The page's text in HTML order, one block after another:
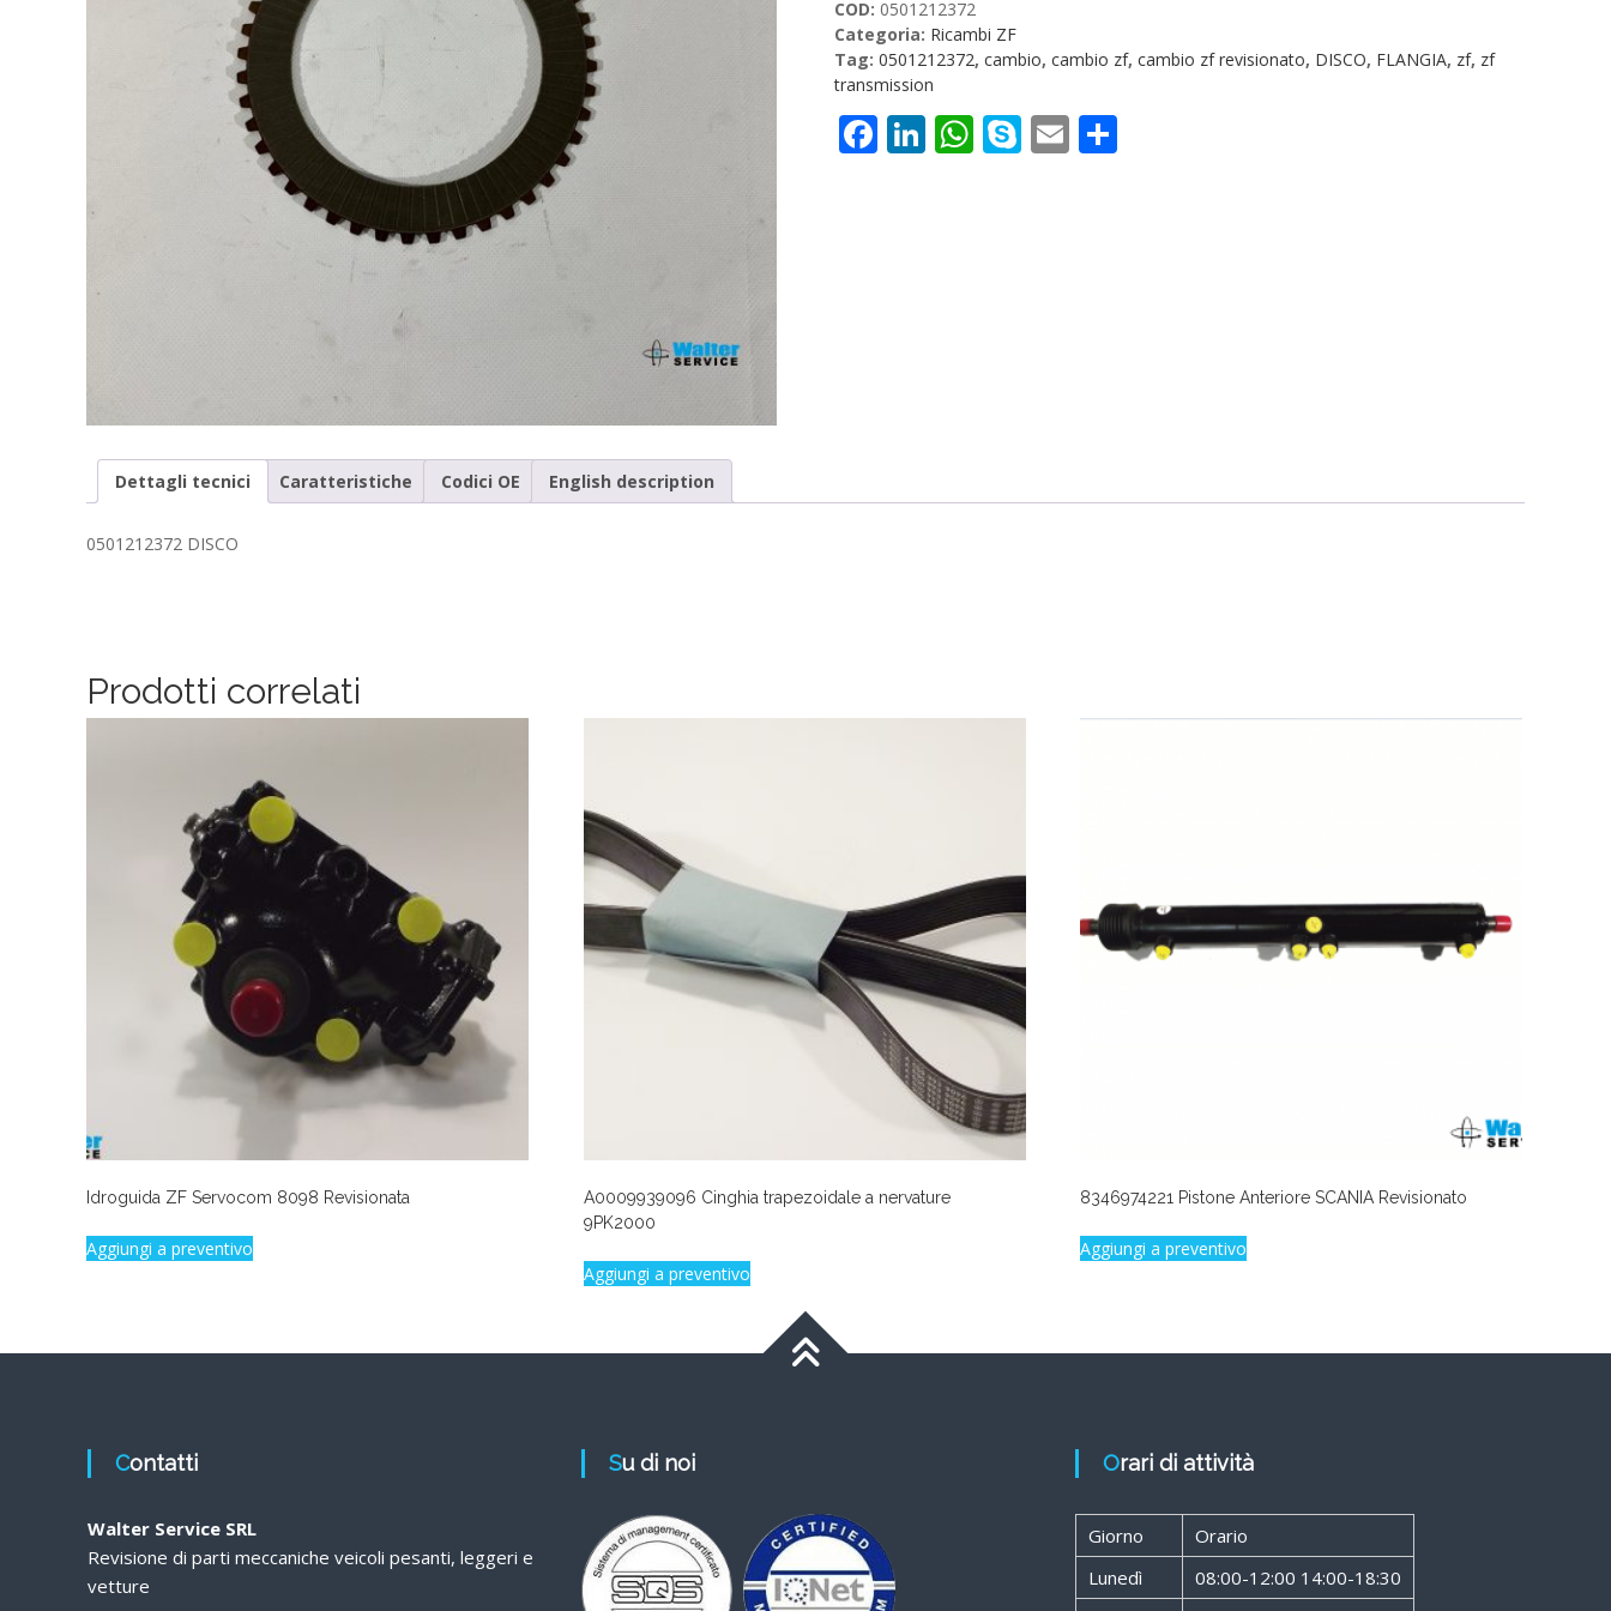
COD: 0501212372
Categoria: Ricambi ZF
Tag: 0501212372, cambio, cambio zf, cambio zf revisionato, DISCO, FLANGIA, zf, zf
transmission
Facebook
LinkedIn
WhatsApp
Skype
Email
Dettagli tecnici Caratteristiche Codici OE English description
0501212372 DISCO
Prodotti correlati
Idroguida ZF Servocom 8098 Revisionata
Aggiungi a preventivo
A0009939096 Cinghia trapezoidale a nervature
9PK2000
Aggiungi a preventivo
8346974221 Pistone Anteriore SCANIA Revisionato
Aggiungi a preventivo
Contatti
Walter Service SRL
Revisione di parti meccaniche veicoli pesanti, leggeri e
vetture
Su di noi Orari di attività
Giorno
Orario
Lunedì
08:00-12:00 14:00-18:30